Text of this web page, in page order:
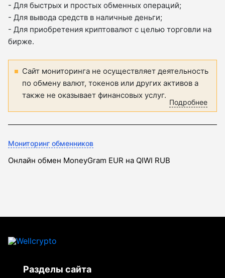
- Для быстрых и простых обменных операций;
- Для вывода средств в наличные деньги;
- Для приобретения криптовалют с целью торговли на
бирже.
Сайт мониторинга не осуществляет деятельность
по обмену валют, токенов или других активов а
также не оказывает финансовых услуг.
Подробнее
Мониторинг обменников
Онлайн обмен MoneyGram EUR на QIWI RUB
Разделы сайта